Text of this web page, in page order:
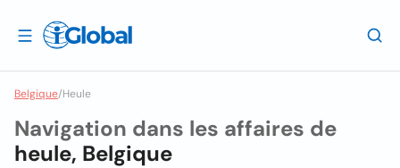
Belgique/Heule
Navigation dans les affaires de
heule, Belgique